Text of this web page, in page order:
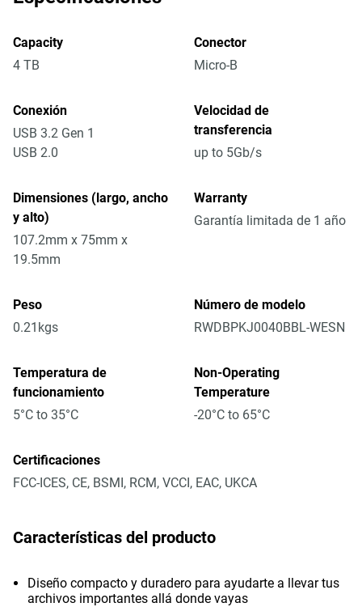
Capacity
4 TB
Conector
Micro-B
Conexión
USB 3.2 Gen 1
USB 2.0
Velocidad de
transferencia
up to 5Gb/s
Dimensiones (largo, ancho
y alto)
107.2mm x 75mm x
19.5mm
Warranty
Garantía limitada de 1 año
Peso
0.21kgs
Número de modelo
RWDBPKJ0040BBL-WESN
Temperatura de
funcionamiento
5°C to 35°C
Non-Operating
Temperature
-20°C to 65°C
Certificaciones
FCC-ICES, CE, BSMI, RCM, VCCI, EAC, UKCA
Características del producto
Diseño compacto y duradero para ayudarte a llevar tus
archivos importantes allá donde vayas